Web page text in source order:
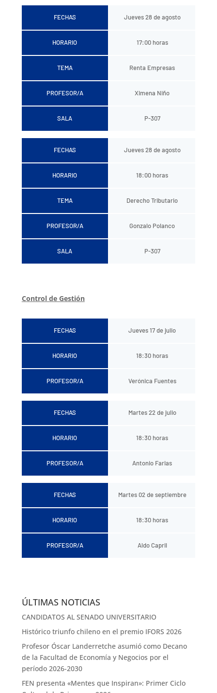
FECHAS
HORARIO
TEMA
PROFESOR/A
SALA
Jueves 28 de agosto
17:00 horas
Renta Empresas
Ximena Niño
P-307
FECHAS
HORARIO
TEMA
PROFESOR/A
SALA
Jueves 28 de agosto
18:00 horas
Derecho Tributario
Gonzalo Polanco
P-307
Control de Gestión
FECHAS
HORARIO
PROFESOR/A
Jueves 17 de julio
18:30 horas
Verónica Fuentes
FECHAS
HORARIO
PROFESOR/A
Martes 22 de julio
18:30 horas
Antonio Farias
FECHAS
HORARIO
PROFESOR/A
Martes 02 de septiembre
18:30 horas
Aldo Capril
ÚLTIMAS NOTICIAS
CANDIDATOS AL SENADO UNIVERSITARIO
Histórico triunfo chileno en el premio IFORS 2026
Profesor Óscar Landerretche asumió como Decano
de la Facultad de Economía y Negocios por el
período 2026-2030
FEN presenta «Mentes que Inspiran»: Primer Ciclo